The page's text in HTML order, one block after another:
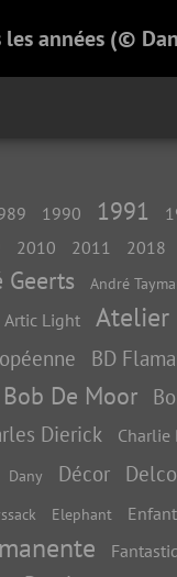
les années (©
1990 1991
2010 2011 2018
Geerts André
Artic Light Atelier
BD
Bob De Moor
Dierick Charlie
Dany Décor
Elephant